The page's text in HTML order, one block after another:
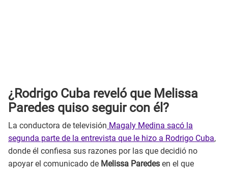
¿Rodrigo Cuba reveló que Melissa
Paredes quiso seguir con él?
La conductora de televisión Magaly Medina sacó la
segunda parte de la entrevista que le hizo a Rodrigo Cuba,
donde él confiesa sus razones por las que decidió no
apoyar el comunicado de Melissa Paredes en el que